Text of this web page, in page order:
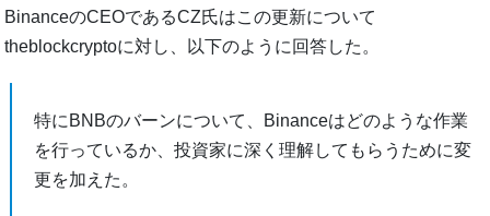
BinanceのCEOであるCZ氏はこの更新について
theblockcryptoに対し、以下のように回答した。
特にBNBのバーンについて、Binanceはどのような作業
を行っているか、投資家に深く理解してもらうために変
更を加えた。